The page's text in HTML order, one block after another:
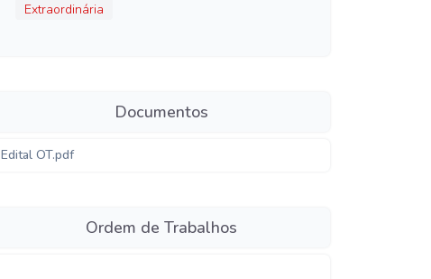
Extraordinária
Documentos
Edital OT.pdf
Ordem de Trabalhos